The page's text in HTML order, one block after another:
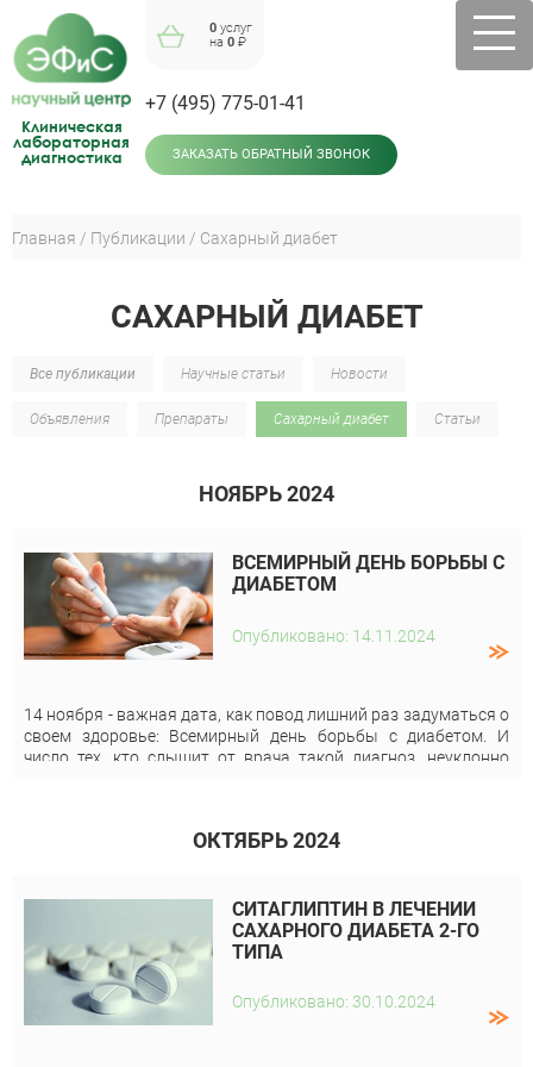
navigation
Клиническая
лабораторная
диагностика
0 услуг
на0 ₽
+7 (495) 775-01-41
ЗАКАЗАТЬ ОБРАТНЫЙ ЗВОНОК
Главная Публикации
Сахарный диабет
САХАРНЫЙ ДИАБЕТ
Все публикации Научные статьи Новости
Объявления Препараты Сахарный диабет Статьи
НОЯБРЬ 2024
ВСЕМИРНЫЙ ДЕНЬ БОРЬБЫ С
ДИАБЕТОМ
Опубликовано: 14.11.2024
14 ноября - важная дата, как повод лишний раз задуматься о
своем здоровье: Всемирный день борьбы с диабетом. И
число тех, кто слышит от врача такой диагноз, неуклонно
ОКТЯБРЬ 2024
СИТАГЛИПТИН В ЛЕЧЕНИИ
САХАРНОГО ДИАБЕТА 2-ГО
ТИПА
Опубликовано: 30.10.2024